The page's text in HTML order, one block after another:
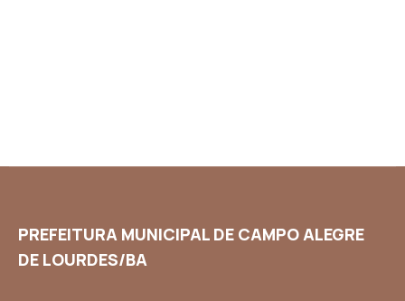
PREFEITURA MUNICIPAL DE CAMPO ALEGRE
DE LOURDES/BA